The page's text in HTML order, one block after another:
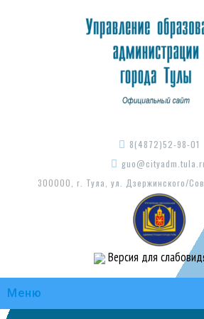
8(4872)52-98-01
300000, г. Тула, ул. Дзержинского/
Версия для
Меню